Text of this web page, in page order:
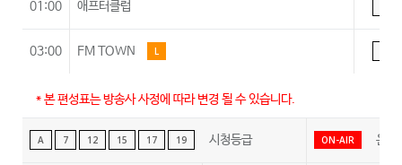
01:00 애프터클럽
03:00 FM TOWN L
* 본 편성표는 방송사 사정에 따라 변경 될 수 있습니다.
A 7 12 15 17 19 시청등급 ON-AIR 온에